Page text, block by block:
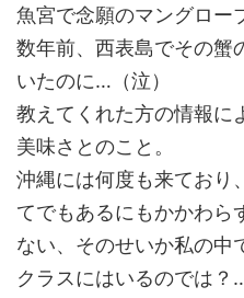
魚宮で念願のマングロー
数年前、西表島でその蟹
いたのに…（泣）
教えてくれた方の情報に
美味さとのこと。
沖縄には何度も来ており
てでもあるにもかかわら
ない、そのせいか私の中
クラスにはいるのでは？